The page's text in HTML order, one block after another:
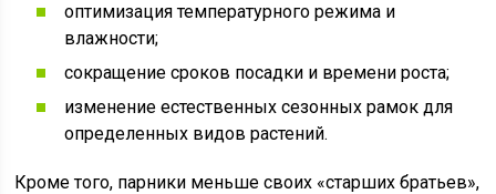
оптимизация температурного режима и
влажности;
сокращение сроков посадки и времени роста;
изменение естественных сезонных рамок для
определенных видов растений.
Кроме того, парники меньше своих «старших братьев»,